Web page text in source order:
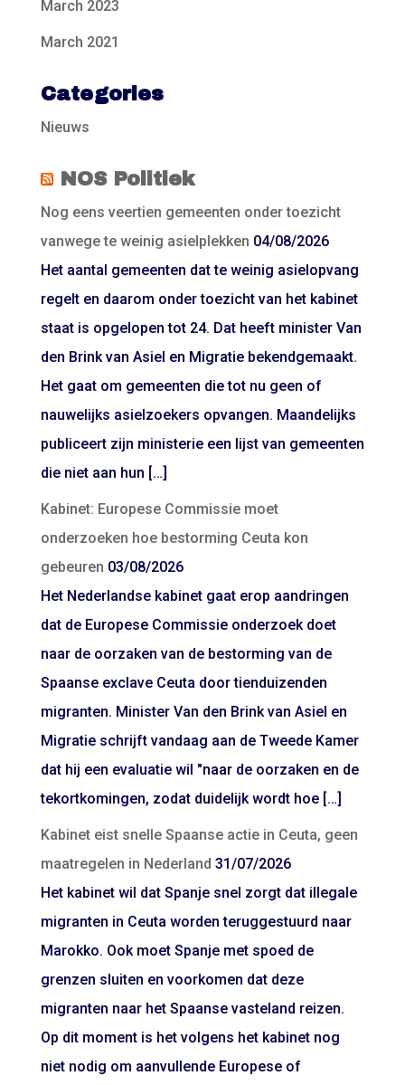
March 2023
March 2021
Categories
Nieuws
NOS Politiek
Nog eens veertien gemeenten onder toezicht
vanwege te weinig asielplekken 04/08/2026
Het aantal gemeenten dat te weinig asielopvang
regelt en daarom onder toezicht van het kabinet
staat is opgelopen tot 24. Dat heeft minister Van
den Brink van Asiel en Migratie bekendgemaakt.
Het gaat om gemeenten die tot nu geen of
nauwelijks asielzoekers opvangen. Maandelijks
publiceert zijn ministerie een lijst van gemeenten
die niet aan hun […]
Kabinet: Europese Commissie moet
onderzoeken hoe bestorming Ceuta kon
gebeuren 03/08/2026
Het Nederlandse kabinet gaat erop aandringen
dat de Europese Commissie onderzoek doet
naar de oorzaken van de bestorming van de
Spaanse exclave Ceuta door tienduizenden
migranten. Minister Van den Brink van Asiel en
Migratie schrijft vandaag aan de Tweede Kamer
dat hij een evaluatie wil "naar de oorzaken en de
tekortkomingen, zodat duidelijk wordt hoe […]
Kabinet eist snelle Spaanse actie in Ceuta, geen
maatregelen in Nederland 31/07/2026
Het kabinet wil dat Spanje snel zorgt dat illegale
migranten in Ceuta worden teruggestuurd naar
Marokko. Ook moet Spanje met spoed de
grenzen sluiten en voorkomen dat deze
migranten naar het Spaanse vasteland reizen.
Op dit moment is het volgens het kabinet nog
niet nodig om aanvullende Europese of